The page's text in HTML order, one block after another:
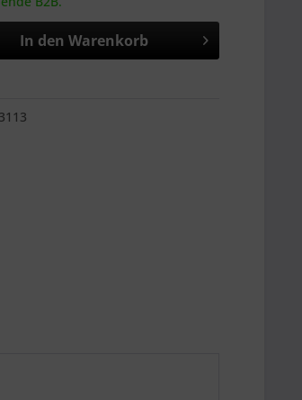
In den Warenkorb